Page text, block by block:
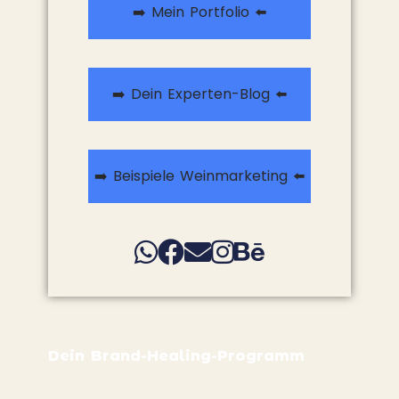
➡️ Mein Portfolio ⬅️
➡️ Dein Experten-Blog ⬅️
➡️ Beispiele Weinmarketing ⬅️
Dein Brand-Healing-Programm